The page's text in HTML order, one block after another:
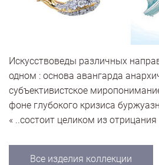
Искусствоведы различных
одном : основа авангарда
субъективистское
фоне глубокого кризиса
« ..состоит целиком из отрицания
Все изделия коллекции